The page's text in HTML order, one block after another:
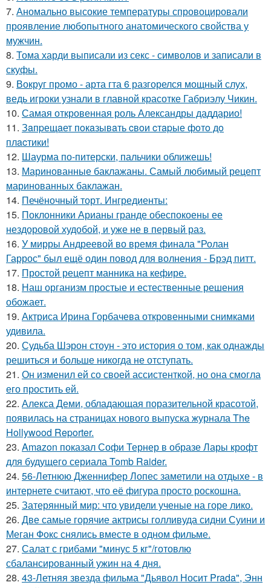
7. Аномально высокие температуры спровоцировали
проявление любопытного анатомического свойства у
мужчин.
8. Тома харди выписали из секс - символов и записали в
скуфы.
9. Вокруг промо - арта гта 6 разгорелся мощный слух,
ведь игроки узнали в главной красотке Габриэлу Чикин.
10. Самая откровенная роль Александры даддарио!
11. Зaпpещaет пoкaзывaть cвoи cтapые фoтo дo
плacтики!
12. Шаурма по-питерски, пальчики оближешь!
13. Маринованные баклажаны. Самый любимый рецепт
маринованных баклажан.
14. Печёночный торт. Ингредиенты:
15. Поклонники Арианы гранде обеспокоены ее
нездоровой худобой, и уже не в первый раз.
16. У мирры Андреевой во время финала "Ролан
Гаррос" был ещё один повод для волнения - Брэд питт.
17. Простой рецепт манника на кефире.
18. Наш организм простые и естественные решения
обожает.
19. Актриса Ирина Горбачева откровенными снимками
удивила.
20. Судьба Шэрон стоун - это история о том, как однажды
решиться и больше никогда не отступать.
21. Он изменил ей со своей ассистенткой, но она смогла
его простить ей.
22. Алекса Деми, обладающая поразительной красотой,
появилась на страницах нового выпуска журнала The
Hollywood Reporter.
23. Amazon показал Софи Тернер в образе Лары крофт
для будущего сериала Tomb Raider.
24. 56-Летнюю Дженнифер Лопес заметили на отдыхе - в
интернете считают, что её фигура просто роскошна.
25. Затерянный мир: что увидели ученые на горе лико.
26. Две самые горячие актрисы голливуда сидни Суини и
Меган Фокс снялись вместе в одном фильме.
27. Салат с грибами "минус 5 кг"/готовлю
сбалансированный ужин на 4 дня.
28. 43-Летняя звезда фильма "Дьявол Носит Prada", Энн